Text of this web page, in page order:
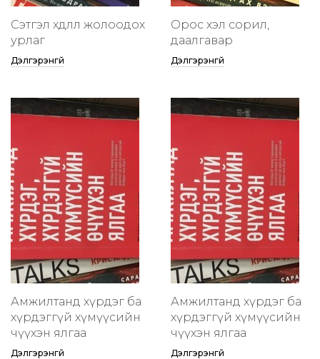
Сэтгэл хөдлөлөө жолоодох
урлаг
Дэлгэрэнгүй
Орос хэл сорил,
даалгавар
Дэлгэрэнгүй
Амжилтанд хүрдэг ба
хүрдэггүй хүмүүсийн
өчүүхэн ялгаа
Дэлгэрэнгүй
Амжилтанд хүрдэг ба
хүрдэггүй хүмүүсийн
өчүүхэн ялгаа
Дэлгэрэнгүй